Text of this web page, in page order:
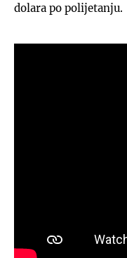
dolara po polijetanju.